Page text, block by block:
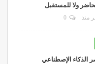
ولا للمستقبل
الذكاء الإصطناعي